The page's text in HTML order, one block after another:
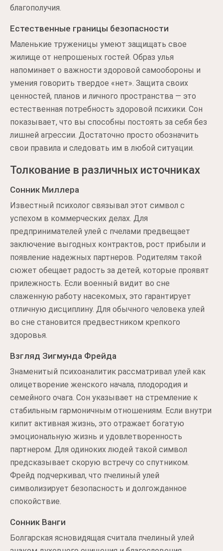
благополучия.
Естественные границы безопасности
Маленькие труженицы умеют защищать свое
жилище от непрошеных гостей. Образ улья
напоминает о важности здоровой самообороны и
умения говорить твердое «нет». Защита своих
ценностей, планов и личного пространства — это
естественная потребность здоровой психики. Сон
показывает, что вы способны постоять за себя без
лишней агрессии. Достаточно просто обозначить
свои правила и следовать им в любой ситуации.
Толкование в различных источниках
Сонник Миллера
Известный психолог связывал этот символ с
успехом в коммерческих делах. Для
предпринимателей улей с пчелами предвещает
заключение выгодных контрактов, рост прибыли и
появление надежных партнеров. Родителям такой
сюжет обещает радость за детей, которые проявят
прилежность. Если военный видит во сне
слаженную работу насекомых, это гарантирует
отличную дисциплину. Для обычного человека улей
во сне становится предвестником крепкого
здоровья.
Взгляд Зигмунда Фрейда
Знаменитый психоаналитик рассматривал улей как
олицетворение женского начала, плодородия и
семейного очага. Сон указывает на стремление к
стабильным гармоничным отношениям. Если внутри
кипит активная жизнь, это отражает богатую
эмоциональную жизнь и удовлетворенность
партнером. Для одиноких людей такой символ
предсказывает скорую встречу со спутником.
Фрейд подчеркивал, что пчелиный улей
символизирует безопасность и долгожданное
спокойствие.
Сонник Ванги
Болгарская ясновидящая считала пчелиный улей